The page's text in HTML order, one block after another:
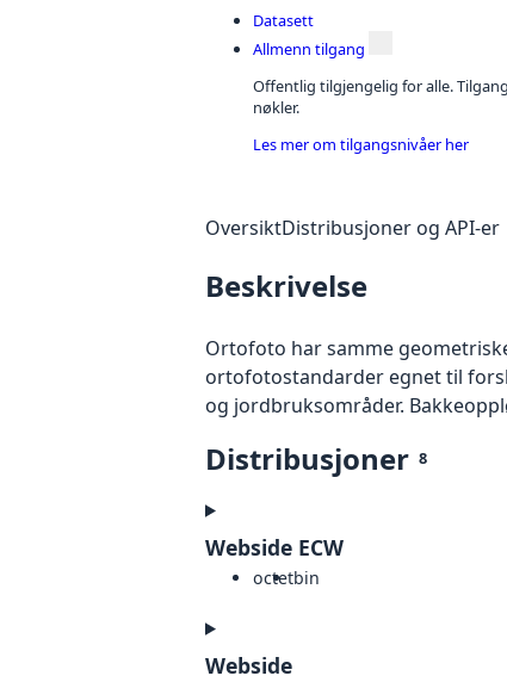
Datasett
Allmenn tilgang
Offentlig tilgjengelig for alle.
nøkler.
Les mer om tilgangsnivåer her
OversiktDistribusjoner og API-er
Beskrivelse
Ortofoto har samme
ortofotostandarder egnet til
og jordbruksområder.
Distribusjoner 8
Webside ECW
octetbin
Webside